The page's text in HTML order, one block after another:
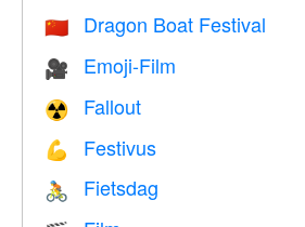
🇨🇳 Dragon Boat Festival
🎥 Emoji-Film
☢️ Fallout
💪 Festivus
🚴 Fietsdag